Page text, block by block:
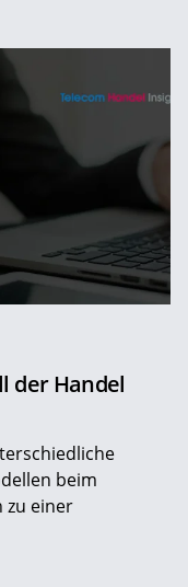
der Handel
beim
zu einer